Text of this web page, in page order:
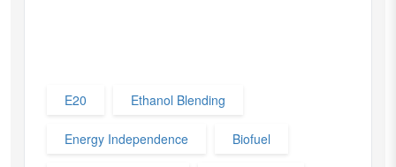
E20 Ethanol Blending
Energy Independence Biofuel